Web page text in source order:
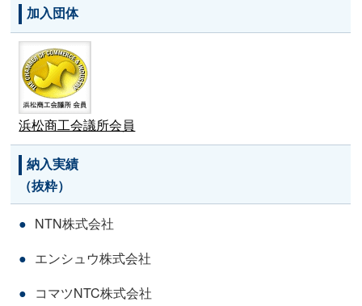
加入団体
浜松商工会議所会員
納入実績
（抜粋）
NTN株式会社
エンシュウ株式会社
コマツNTC株式会社